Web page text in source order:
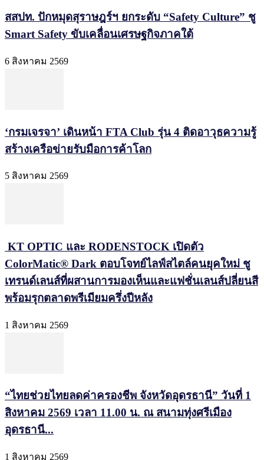
สสปท. ปักหมุดสุราษฎร์ฯ ยกระดับ “Safety Culture” ชู
Smart Safety ขับเคลื่อนเศรษฐกิจภาคใต้
6 สิงหาคม 2569
‘กรมเจรจา’ เดินหน้า FTA Club รุ่น 4 ติดอาวุธความรู้
สร้างเครือข่ายรับมือการค้าโลก
5 สิงหาคม 2569
KT OPTIC และ RODENSTOCK เปิดตัว
ColorMatic® Dark ตอบโจทย์ไลฟ์สไตล์คนยุคใหม่ ชู
เทรนด์เลนส์ที่ผสานการมองเห็นและแฟชั่นเลนส์ปลี่ยนสี
พร้อมรุกตลาดพรีเมียมครึ่งปีหลัง
1 สิงหาคม 2569
“ไทยช่วยไทยลดค่าครองชีพ จังหวัดอุดรธานี” วันที่ 1
สิงหาคม 2569 เวลา 11.00 น. ณ สนามทุ่งศรีเมือง
อุดรธานี...
1 สิงหาคม 2569